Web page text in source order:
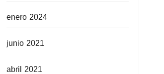
enero 2024
junio 2021
abril 2021